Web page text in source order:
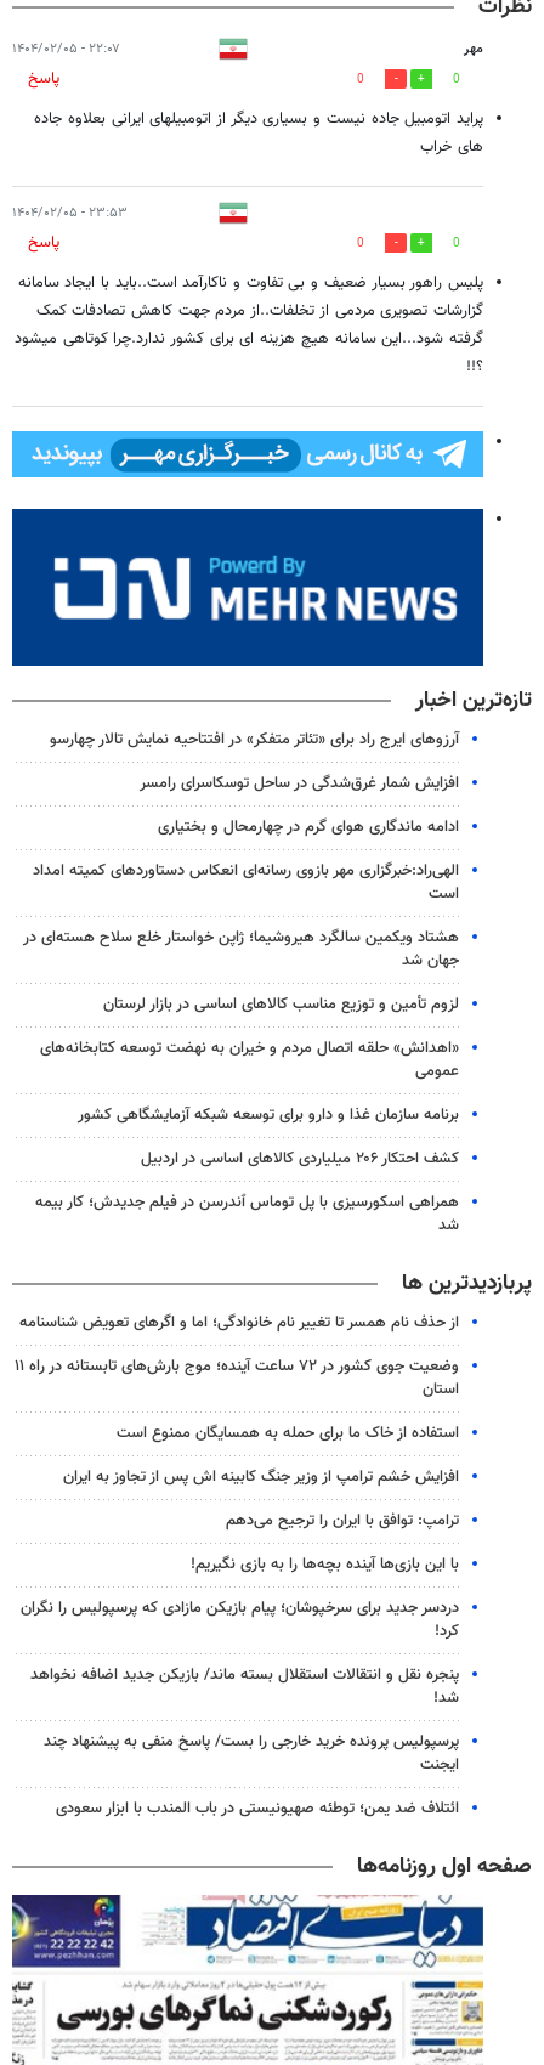
نظرات
مهر ۲۲:۰۷ - ۱۴۰۴/۰۲/۰۵
0
0
پاسخ
پراید اتومبیل جاده نیست و بسیاری دیگر از اتومبیلهای ایرانی بعلاوه جاده
های خراب
۲۳:۵۳ - ۱۴۰۴/۰۲/۰۵
0
0
پاسخ
پلیس راهور بسیار ضعیف و بی تفاوت و ناکارآمد است..باید با ایجاد سامانه
گزارشات تصویری مردمی از تخلفات..از مردم جهت کاهش تصادفات کمک
گرفته شود...این سامانه هیچ هزینه ای برای کشور ندارد.چرا کوتاهی میشود
؟!!
تازه‌ترین اخبار
آرزوهای ایرج راد برای «تئاتر متفکر» در افتتاحیه نمایش تالار چهارسو
افزایش شمار غرق‌شدگی در ساحل توسکاسرای رامسر
ادامه ماندگاری هوای گرم در چهارمحال و بختیاری
الهی‌راد:خبرگزاری مهر بازوی رسانه‌ای انعکاس دستاوردهای کمیته امداد
است
هشتاد ویکمین سالگرد هیروشیما؛ ژاپن خواستار خلع سلاح هسته‌ای در
جهان شد
لزوم تأمین و توزیع مناسب کالاهای اساسی در بازار لرستان
«اهدانش» حلقه اتصال مردم و خیران به نهضت توسعه کتابخانه‌های
عمومی
برنامه سازمان غذا و دارو برای توسعه شبکه آزمایشگاهی کشور
کشف احتکار ۲۰۶ میلیاردی کالاهای اساسی در اردبیل
همراهی اسکورسیزی با پل توماس ٱندرسن در فیلم جدیدش؛ کار بیمه
شد
پربازدیدترین ها
از حذف نام همسر تا تغییر نام خانوادگی؛ اما و اگرهای تعویض شناسنامه
وضعیت جوی کشور در ۷۲ ساعت آینده؛ موج بارش‌های تابستانه در راه ۱۱
استان
استفاده از خاک ما برای حمله به همسایگان ممنوع است
افزایش خشم ترامپ از وزیر جنگ کابینه اش پس از تجاوز به ایران
ترامپ: توافق با ایران را ترجیح می‌دهم
با این بازی‌ها آینده بچه‌ها را به بازی نگیریم!
دردسر جدید برای سرخپوشان؛ پیام بازیکن مازادی که پرسپولیس را نگران
کرد!
پنجره‌ نقل و انتقالات استقلال بسته ماند/ بازیکن جدید اضافه نخواهد
شد!
پرسپولیس پرونده خرید خارجی را بست/ پاسخ منفی به پیشنهاد چند
ایجنت
ائتلاف ضد یمن؛ توطئه صهیونیستی در باب المندب با ابزار سعودی
صفحه اول روزنامه‌ها